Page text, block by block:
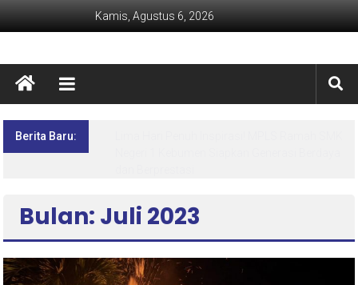
Kamis, Agustus 6, 2026
Berita Baru:
Bulan: Juli 2023